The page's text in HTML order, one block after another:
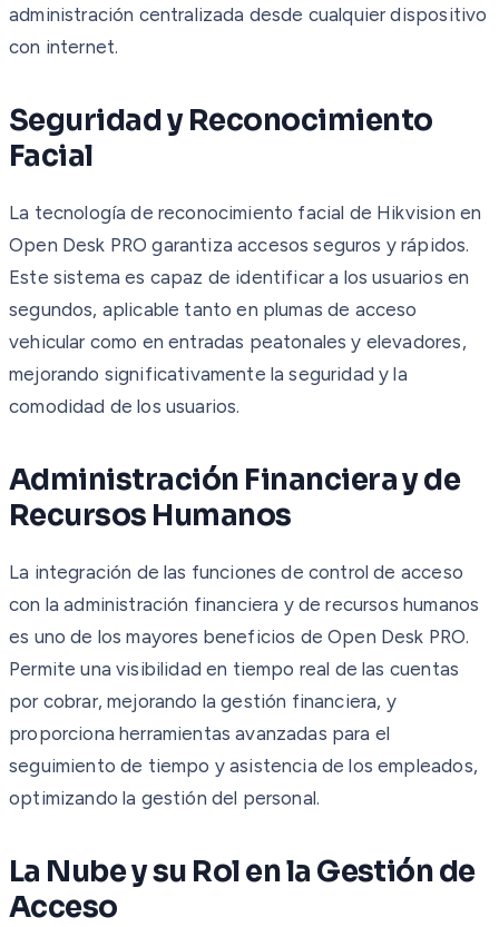
administración centralizada desde cualquier dispositivo
con internet.
Seguridad y Reconocimiento
Facial
La tecnología de reconocimiento facial de Hikvision en
Open Desk PRO garantiza accesos seguros y rápidos.
Este sistema es capaz de identificar a los usuarios en
segundos, aplicable tanto en plumas de acceso
vehicular como en entradas peatonales y elevadores,
mejorando significativamente la seguridad y la
comodidad de los usuarios.
Administración Financiera y de
Recursos Humanos
La integración de las funciones de control de acceso
con la administración financiera y de recursos humanos
es uno de los mayores beneficios de Open Desk PRO.
Permite una visibilidad en tiempo real de las cuentas
por cobrar, mejorando la gestión financiera, y
proporciona herramientas avanzadas para el
seguimiento de tiempo y asistencia de los empleados,
optimizando la gestión del personal.
La Nube y su Rol en la Gestión de
Acceso